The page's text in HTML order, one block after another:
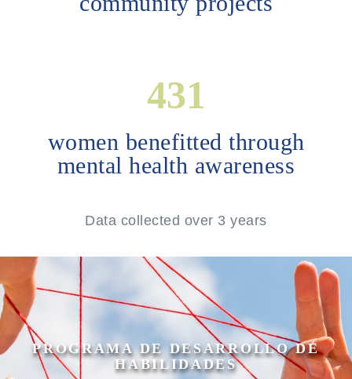
595
women benefitted through
mental health awareness
Data collected over 3 years
PROGRAMA DE DESARROLLO DE
HABILIDADES